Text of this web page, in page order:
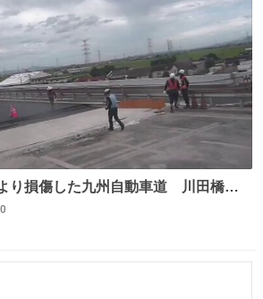
り損傷した九州自動車道 川田橋
を行っています。 タイムラプス動画
との段差を舗装にてすりつけを行っ